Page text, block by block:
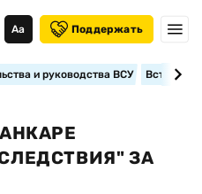
Аа Поддержать
и руководства ВСУ
ЗА